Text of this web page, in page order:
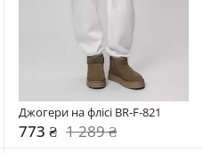
Джогери на флісі BR-F-821
773 ₴ 1 289 ₴